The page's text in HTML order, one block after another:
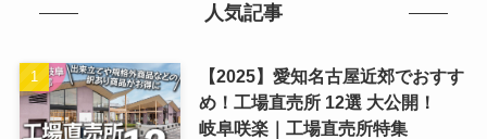
人気記事
【2025】愛知名古屋近郊でおすす
め！工場直売所 12選 大公開！
岐阜咲楽｜工場直売所特集